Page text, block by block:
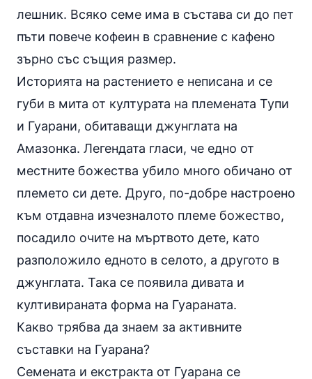
лешник. Всяко семе има в състава си до пет
пъти повече кофеин в сравнение с кафено
зърно със същия размер.
Историята на растението е неписана и се
губи в мита от културата на племената Тупи
и Гуарани, обитаващи джунглата на
Амазонка. Легендата гласи, че едно от
местните божества убило много обичано от
племето си дете. Друго, по-добре настроено
към отдавна изчезналото племе божество,
посадило очите на мъртвото дете, като
разположило едното в селото, а другото в
джунглата. Така се появила дивата и
култивираната форма на Гуараната.
Какво трябва да знаем за активните
съставки на Гуарана?
Семената и екстракта от Гуарана се